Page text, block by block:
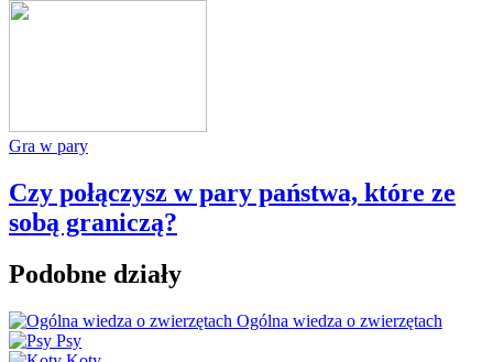
Gra w pary
Czy połączysz w pary państwa, które ze
sobą graniczą?
Podobne działy
Ogólna wiedza o zwierzętach
Psy